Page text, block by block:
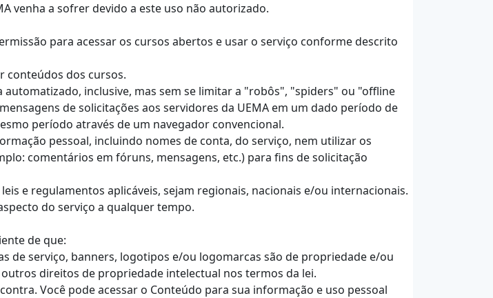
venha a sofrer devido a este uso não autorizado.
para acessar os cursos abertos e usar o serviço conforme descrito
conteúdos dos cursos.
inclusive, mas sem se limitar a "robôs", "spiders" ou "offline
de solicitações aos servidores da UEMA em um dado período de
período através de um navegador convencional.
pessoal, incluindo nomes de conta, do serviço, nem utilizar os
comentários em fóruns, mensagens, etc.) para fins de solicitação
e regulamentos aplicáveis, sejam regionais, nacionais e/ou internacionais.
do serviço a qualquer tempo.
de que:
de serviço, banners, logotipos e/ou logomarcas são de propriedade e/ou
direitos de propriedade intelectual nos termos da lei.
Você pode acessar o Conteúdo para sua informação e uso pessoal